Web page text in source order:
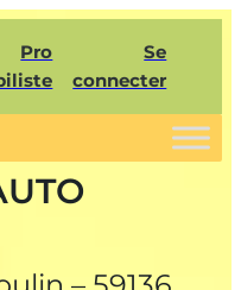
Pro
Se
connecter